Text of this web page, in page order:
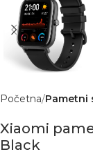
Početna Pametni
Xiaomi
Black